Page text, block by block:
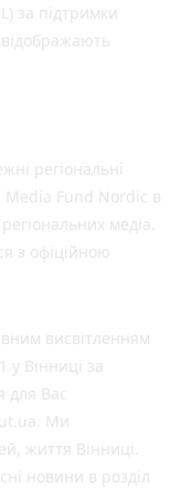
за підтримки
відображають
регіональні
Media Fund Nordic в
медіа.
з офіційною
висвітленням
у Вінниці за
для Вас
Ми
життя Вінниці.
новини в розділ